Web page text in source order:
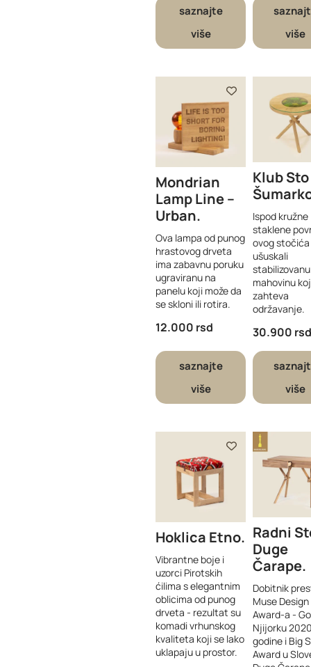
saznajte
više
više
Mondrian
Lamp Line –
Urban
Ova lampa od punog
hrastovog drveta
ima zabavnu poruku
ugraviranu na
panelu koji može da
se skloni ili rotira.
12.000 rsd
saznajte
više
Klub Sto
Ispod kružne
staklene
ovog
ušuskali
stabilizovanu
mahovinu
zahteva
održavanje.
30.900 rsd
više
Hoklica Etno
Vibrantne boje i
uzorci Pirotskih
ćilima s elegantnim
oblicima od punog
drveta - rezultat su
komadi vrhunskog
kvaliteta koji se lako
uklapaju u prostor.
Radni
Duge
Čarape
Dobitnik
Muse Design
Award-a -
Njijorku
godine i Big
Award u